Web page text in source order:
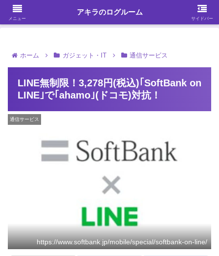
ガジェット・スマホ・パソコンを中心に何かを発見する
ホーム ガジェット・IT 通信サービス
LINE無制限！3,278円(税込)｢SoftBank on
LINE｣で｢ahamo｣(ドコモ)対抗！
通信サービス
https://www.softbank.jp/mobile/special/softbank-on-line/
メニュー
アキラのログルーム
サイドバー